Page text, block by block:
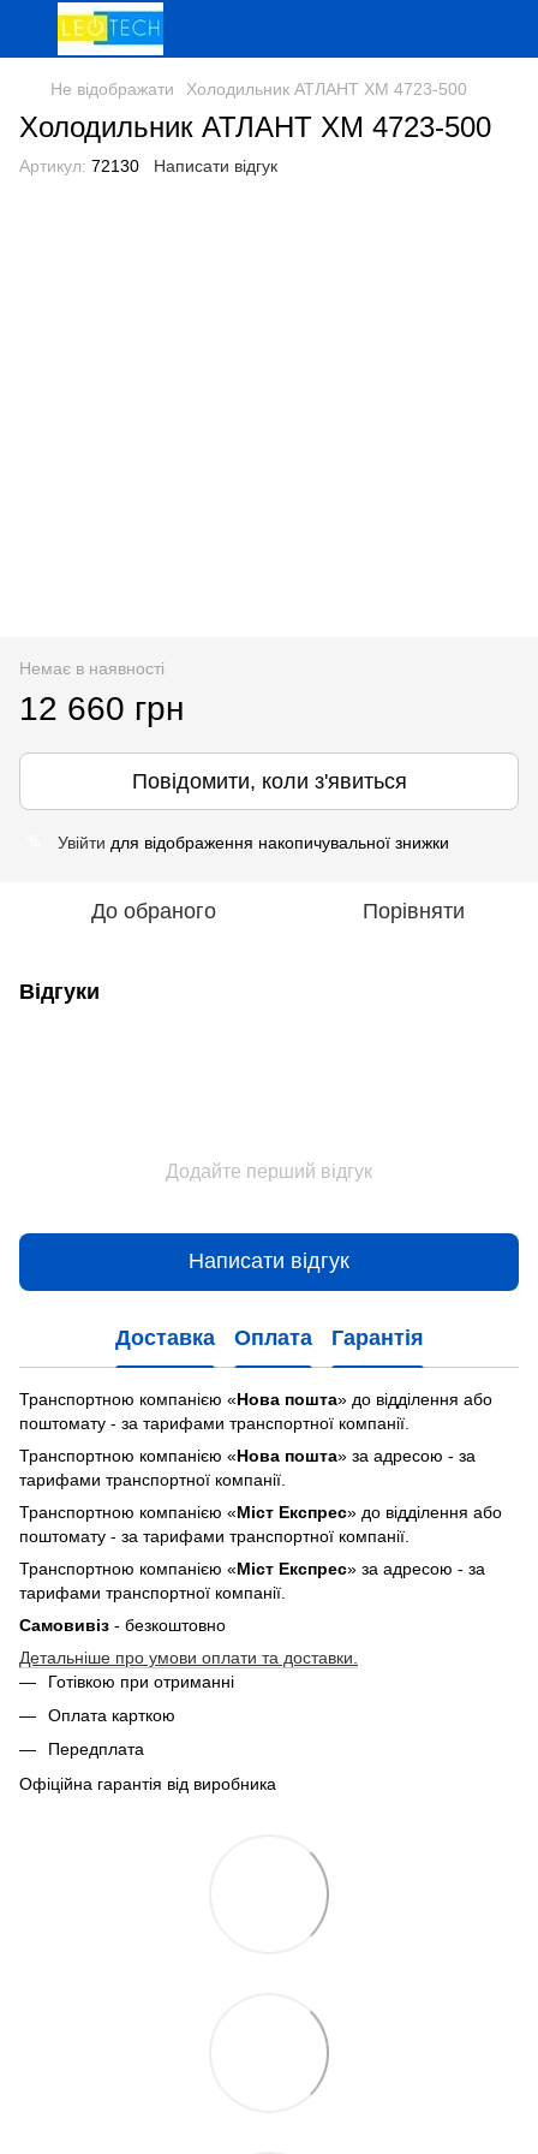
Не відображати Холодильник АТЛАНТ ХМ 4723-500
Холодильник АТЛАНТ ХМ 4723-500
Артикул: 72130 Написати відгук
Немає в наявності
12 660 грн
Повідомити, коли з'явиться
Увійти для відображення накопичувальної знижки
До обраного Порівняти
Відгуки
Додайте перший відгук
Написати відгук
Доставка Оплата Гарантія
Транспортною компанією «Нова пошта» до відділення або
поштомату - за тарифами транспортної компанії.
Транспортною компанією «Нова пошта» за адресою - за
тарифами транспортної компанії.
Транспортною компанією «Міст Експрес» до відділення або
поштомату - за тарифами транспортної компанії.
Транспортною компанією «Міст Експрес» за адресою - за
тарифами транспортної компанії.
Самовивіз - безкоштовно
Детальніше про умови оплати та доставки.
Готівкою при отриманні
Оплата карткою
Передплата
Офіційна гарантія від виробника